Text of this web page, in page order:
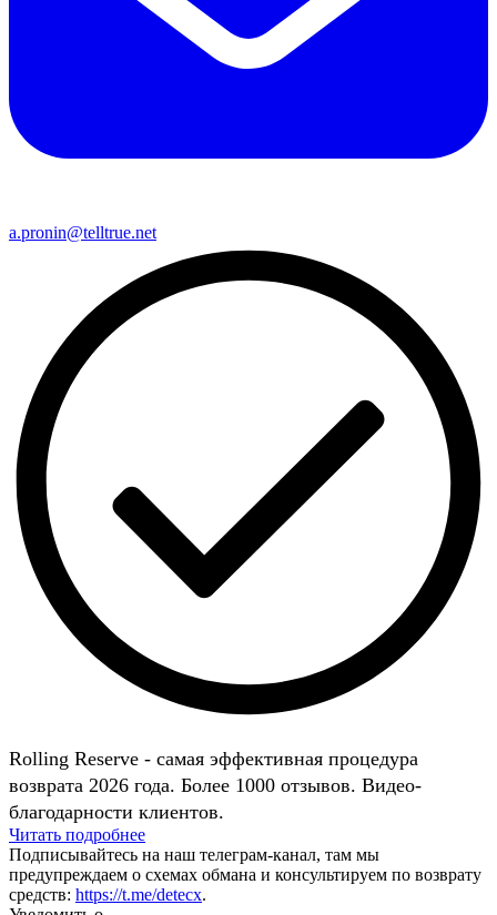
a.pronin@telltrue.net
Rolling Reserve - самая эффективная процедура
возврата 2026 года. Более 1000 отзывов. Видео-
благодарности клиентов.
Читать подробнее
Подписывайтесь на наш телеграм-канал, там мы
предупреждаем о схемах обмана и консультируем по возврату
средств: https://t.me/detecx.